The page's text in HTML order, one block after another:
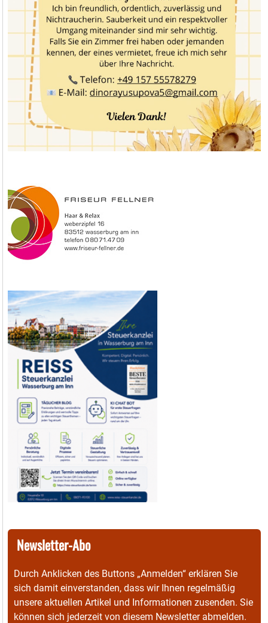
Newsletter-Abo
Durch Anklicken des Buttons „Anmelden“ erklären Sie
sich damit einverstanden, dass wir Ihnen regelmäßig
unsere aktuellen Artikel und Informationen zusenden. Sie
können sich jederzeit von diesem Newsletter abmelden.